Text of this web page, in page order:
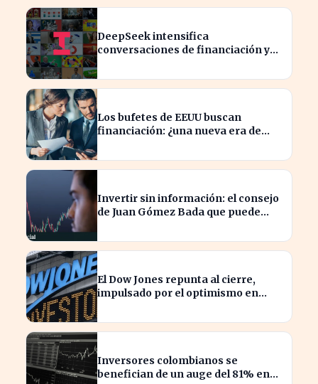
DeepSeek intensifica
conversaciones de financiación y
modelos
Los bufetes de EEUU buscan
financiación: ¿una nueva era de
Invertir sin información: el consejo
de Juan Gómez Bada que puede
El Dow Jones repunta al cierre,
impulsado por el optimismo en
Inversores colombianos se
benefician de un auge del 81% en